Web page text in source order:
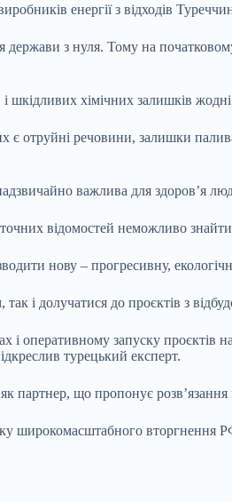
енергії з відходів
держави з нуля. Тому на
хімічних залишків
є отруйні речовини, залишки
важлива для здоров’я
відомостей неможливо
нову – прогресивну,
і долучатися до проєктів з
оперативному запуску
турецький експерт.
партнер, що пропонує
широкомасштабного вторгнення